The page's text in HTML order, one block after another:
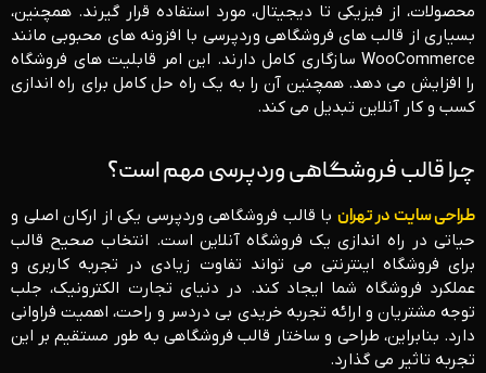
محصولات، از فیزیکی تا دیجیتال، مورد استفاده قرار گیرند. همچنین،
بسیاری از قالب ‌های فروشگاهی وردپرسی با افزونه‌ های محبوبی مانند
WooCommerce سازگاری کامل دارند. این امر قابلیت ‌های فروشگاه
را افزایش می ‌دهد. همچنین آن را به یک راه ‌حل کامل برای راه ‌اندازی
کسب ‌و کار آنلاین تبدیل می ‌کند.
چرا قالب فروشگاهی وردپرسی مهم است؟
طراحی سایت در تهران با قالب فروشگاهی وردپرسی یکی از ارکان اصلی و
حیاتی در راه‌ اندازی یک فروشگاه آنلاین است. انتخاب صحیح قالب
برای فروشگاه اینترنتی می ‌تواند تفاوت زیادی در تجربه کاربری و
عملکرد فروشگاه شما ایجاد کند. در دنیای تجارت الکترونیک، جلب
توجه مشتریان و ارائه تجربه خریدی بی ‌دردسر و راحت، اهمیت فراوانی
دارد. بنابراین، طراحی و ساختار قالب فروشگاهی به طور مستقیم بر این
تجربه تاثیر می‌ گذارد.